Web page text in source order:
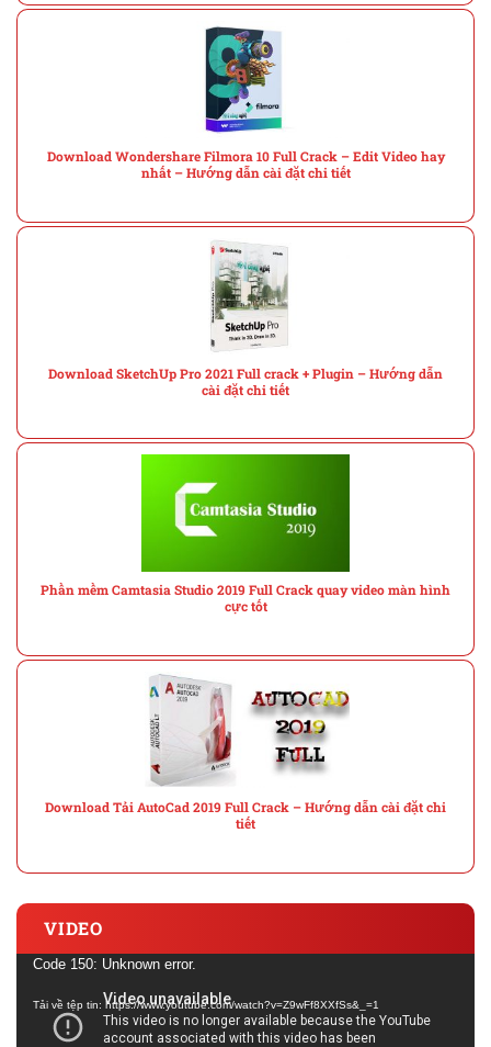
Download Wondershare Filmora 10 Full Crack – Edit Video hay
nhất – Hướng dẫn cài đặt chi tiết
Download SketchUp Pro 2021 Full crack + Plugin – Hướng dẫn
cài đặt chi tiết
Phần mềm Camtasia Studio 2019 Full Crack quay video màn hình
cực tốt
Download Tải AutoCad 2019 Full Crack – Hướng dẫn cài đặt chi
tiết
VIDEO
Trình
Video
Code 150: Unknown error.
Tải về tệp tin: https://www.youtube.com/watch?v=Z9wFf8XXfSs&_=1